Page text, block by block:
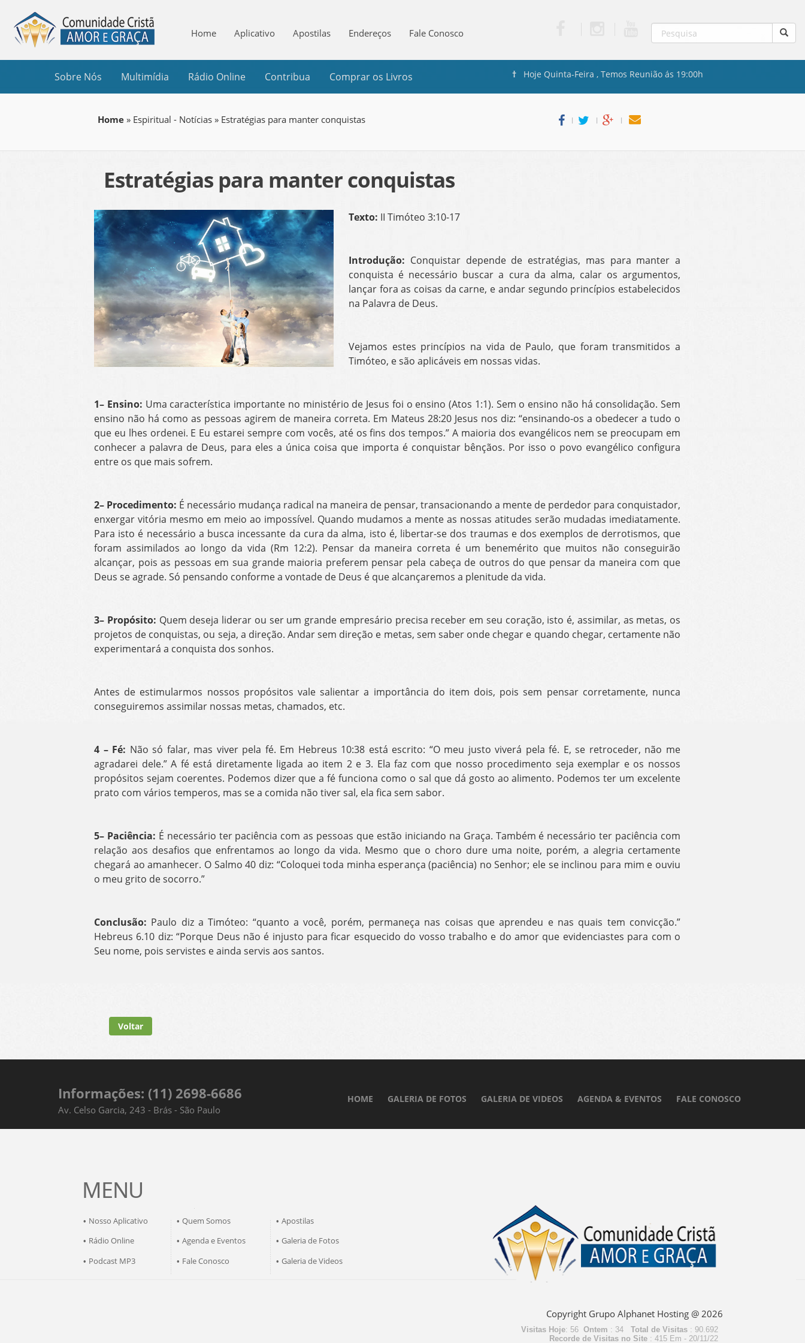
Home Aplicativo Apostilas Endereços Fale Conosco
Sobre Nós Multimídia Rádio Online Contribua Comprar os Livros † Hoje Quinta-Feira , Temos Reunião ás 19:00h
Home» Espiritual - Notícias» Estratégias para manter conquistas l l l
Estratégias para manter conquistas
Texto: II Timóteo 3:10-17
Introdução: Conquistar depende de estratégias, mas para manter a
conquista é necessário buscar a cura da alma, calar os argumentos,
lançar fora as coisas da carne, e andar segundo princípios estabelecidos
na Palavra de Deus.
Vejamos estes princípios na vida de Paulo, que foram transmitidos a
Timóteo, e são aplicáveis em nossas vidas.
1– Ensino: Uma característica importante no ministério de Jesus foi o ensino (Atos 1:1). Sem o ensino não há consolidação. Sem
ensino não há como as pessoas agirem de maneira correta. Em Mateus 28:20 Jesus nos diz: “ensinando-os a obedecer a tudo o
que eu lhes ordenei. E Eu estarei sempre com vocês, até os fins dos tempos.” A maioria dos evangélicos nem se preocupam em
conhecer a palavra de Deus, para eles a única coisa que importa é conquistar bênçãos. Por isso o povo evangélico configura
entre os que mais sofrem.
2– Procedimento: É necessário mudança radical na maneira de pensar, transacionando a mente de perdedor para conquistador,
enxergar vitória mesmo em meio ao impossível. Quando mudamos a mente as nossas atitudes serão mudadas imediatamente.
Para isto é necessário a busca incessante da cura da alma, isto é, libertar-se dos traumas e dos exemplos de derrotismos, que
foram assimilados ao longo da vida (Rm 12:2). Pensar da maneira correta é um benemérito que muitos não conseguirão
alcançar, pois as pessoas em sua grande maioria preferem pensar pela cabeça de outros do que pensar da maneira com que
Deus se agrade. Só pensando conforme a vontade de Deus é que alcançaremos a plenitude da vida.
3– Propósito: Quem deseja liderar ou ser um grande empresário precisa receber em seu coração, isto é, assimilar, as metas, os
projetos de conquistas, ou seja, a direção. Andar sem direção e metas, sem saber onde chegar e quando chegar, certamente não
experimentará a conquista dos sonhos.
Antes de estimularmos nossos propósitos vale salientar a importância do item dois, pois sem pensar corretamente, nunca
conseguiremos assimilar nossas metas, chamados, etc.
4 – Fé: Não só falar, mas viver pela fé. Em Hebreus 10:38 está escrito: “O meu justo viverá pela fé. E, se retroceder, não me
agradarei dele.” A fé está diretamente ligada ao item 2 e 3. Ela faz com que nosso procedimento seja exemplar e os nossos
propósitos sejam coerentes. Podemos dizer que a fé funciona como o sal que dá gosto ao alimento. Podemos ter um excelente
prato com vários temperos, mas se a comida não tiver sal, ela fica sem sabor.
5– Paciência: É necessário ter paciência com as pessoas que estão iniciando na Graça. Também é necessário ter paciência com
relação aos desafios que enfrentamos ao longo da vida. Mesmo que o choro dure uma noite, porém, a alegria certamente
chegará ao amanhecer. O Salmo 40 diz: “Coloquei toda minha esperança (paciência) no Senhor; ele se inclinou para mim e ouviu
o meu grito de socorro.”
Conclusão: Paulo diz a Timóteo: “quanto a você, porém, permaneça nas coisas que aprendeu e nas quais tem convicção.”
Hebreus 6.10 diz: “Porque Deus não é injusto para ficar esquecido do vosso trabalho e do amor que evidenciastes para com o
Seu nome, pois servistes e ainda servis aos santos.
Voltar
Informações: (11) 2698-6686
Av. Celso Garcia, 243 - Brás - São Paulo
HOME GALERIA DE FOTOS GALERIA DE VIDEOS AGENDA & EVENTOS FALE CONOSCO
MENU
• Nosso Aplicativo • Quem Somos • Apostilas
• Rádio Online • Agenda e Eventos • Galeria de Fotos
• Podcast MP3 • Fale Conosco • Galeria de Videos
Copyright Grupo Alphanet Hosting @ 2026